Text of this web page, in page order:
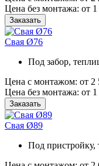
Цена без монтажа: от
Заказать
Свая Ø76
Под забор,
Цена с монтажом: от 2
Цена без монтажа: от
Заказать
Свая Ø89
Под пристройку,